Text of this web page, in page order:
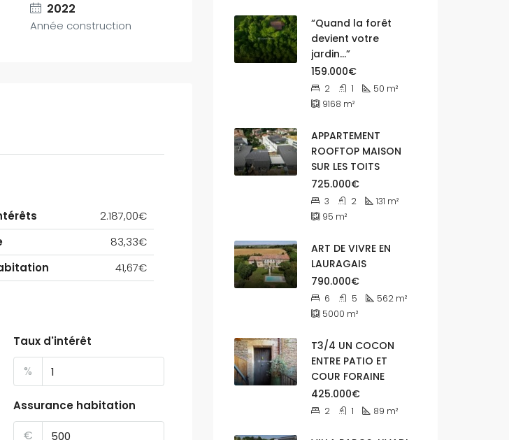
2022
Année construction
2.187,00€
83,33€
41,67€
Taux d'intérêt
%
Assurance habitation
€
“Quand la forêt
devient votre
jardin…”
159.000€
2 1 50 m²
9168 m²
APPARTEMENT
ROOFTOP MAISON
SUR LES TOITS
725.000€
3 2 131 m²
95 m²
ART DE VIVRE EN
LAURAGAIS
790.000€
6 5 562 m²
5000 m²
T3/4 UN COCON
ENTRE PATIO ET
COUR FORAINE
425.000€
2 1 89 m²